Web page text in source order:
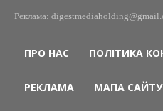
Реклама:
ПРО НАС ПОЛІТИКА
РЕКЛАМА МАПА САЙТУ